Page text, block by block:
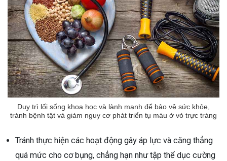
Duy trì lối sống khoa học và lành mạnh để bảo vệ sức khỏe,
tránh bệnh tật và giảm nguy cơ phát triển tụ máu ở vỏ trực tràng
Tránh thực hiện các hoạt động gây áp lực và căng thẳng
quá mức cho cơ bụng, chẳng hạn như tập thể dục cường